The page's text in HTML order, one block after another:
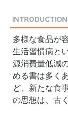
多様な食品が
生活習慣病と
源消費量低減
める書は多く
ど、新たな食
の思想は、古